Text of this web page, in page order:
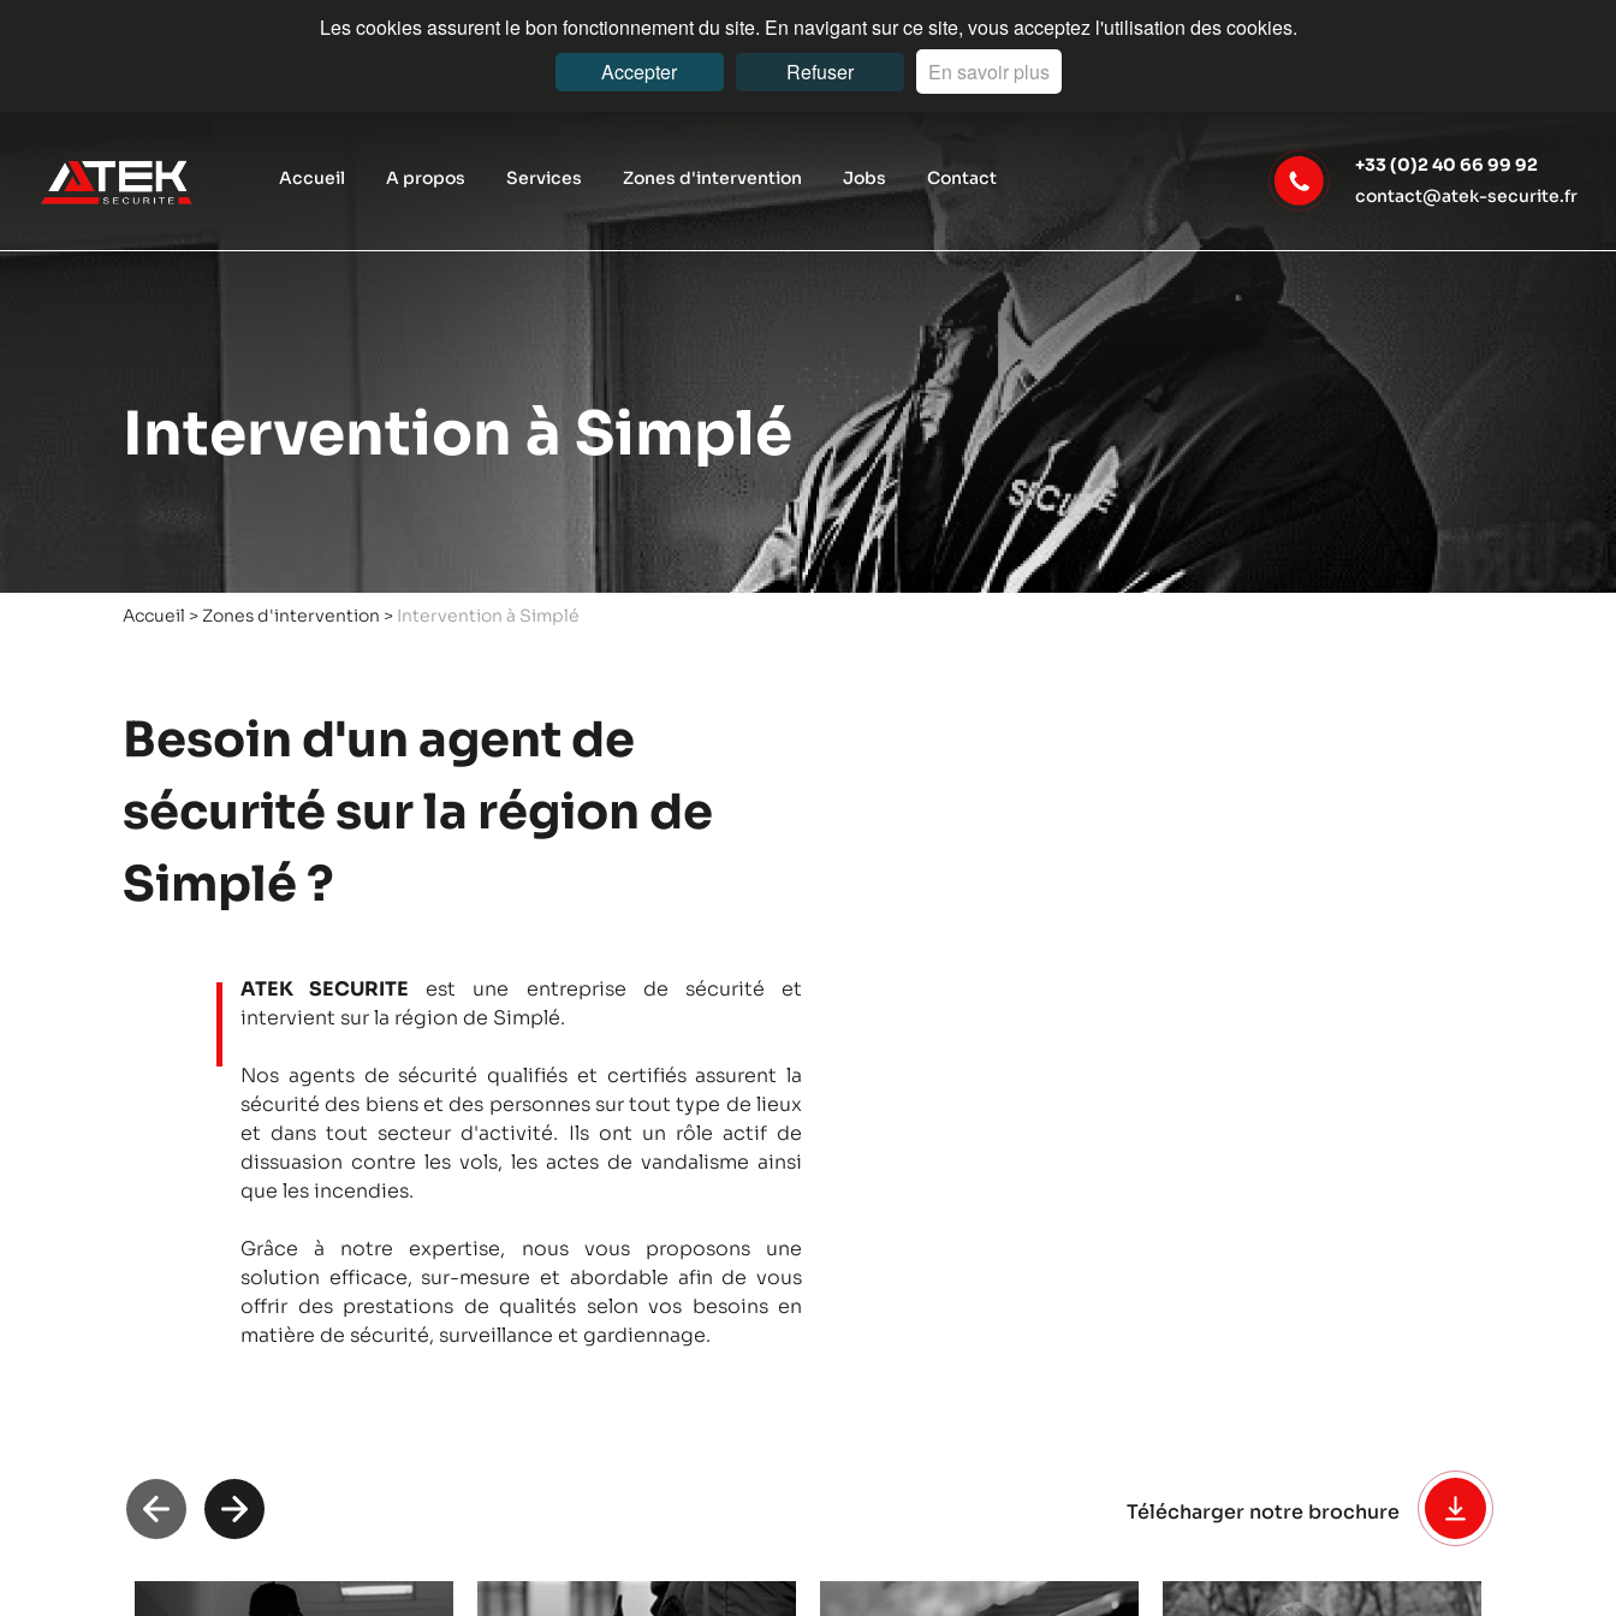
Les cookies assurent le bon fonctionnement du site. En navigant sur ce site, vous acceptez l'utilisation des cookies.
Accepter
Refuser En savoir plus
Accueil A propos Services Zones d'intervention Jobs Contact
+33 (0)2 40 66 99 92
contact@atek-securite.fr
Intervention à Simplé
Accueil > Zones d'intervention > Intervention à Simplé
Besoin d'un agent de
sécurité sur la région de
Simplé ?
ATEK SECURITE est une entreprise de sécurité et
intervient sur la région de Simplé.
Nos agents de sécurité qualifiés et certifiés assurent la
sécurité des biens et des personnes sur tout type de lieux
et dans tout secteur d'activité. Ils ont un rôle actif de
dissuasion contre les vols, les actes de vandalisme ainsi
que les incendies.
Grâce à notre expertise, nous vous proposons une
solution efficace, sur-mesure et abordable afin de vous
offrir des prestations de qualités selon vos besoins en
matière de sécurité, surveillance et gardiennage.
Télécharger notre brochure